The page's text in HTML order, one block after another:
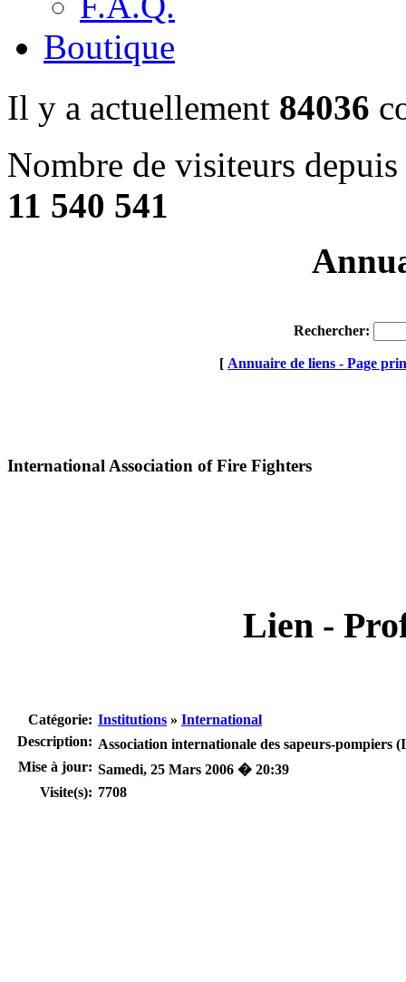
Boutique
Il y a actuellement 84036
Nombre de visiteurs
11 540 541
Rechercher:
[ Annuaire de liens - Page
International Association of Fire Fighters
Lien -
Catégorie: Institutions » International
Description: Association internationale des sapeurs-
Mise à jour: Samedi, 25 Mars 2006 � 20:39
Visite(s): 7708